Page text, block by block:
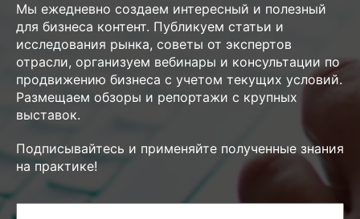
Мы ежедневно создаем интересный и полезный
для бизнеса контент. Публикуем статьи и
исследования рынка, советы от экспертов
отрасли, организуем вебинары и консультации по
продвижению бизнеса с учетом текущих условий.
Размещаем обзоры и репортажи с крупных
выставок.
Подписывайтесь и применяйте полученные знания
на практике!